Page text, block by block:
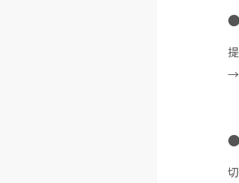
●
→
●